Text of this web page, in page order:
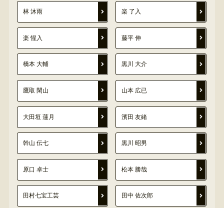
林 沐雨 楽 了入
楽 惺入 藤平 伸
橋本 大輔 黒川 大介
鷹取 閑山 山本 広已
大田垣 蓮月 濱田 友緒
幹山 伝七 黒川 昭男
原口 卓士 松本 勝哉
田村七宝工芸 田中 佐次郎